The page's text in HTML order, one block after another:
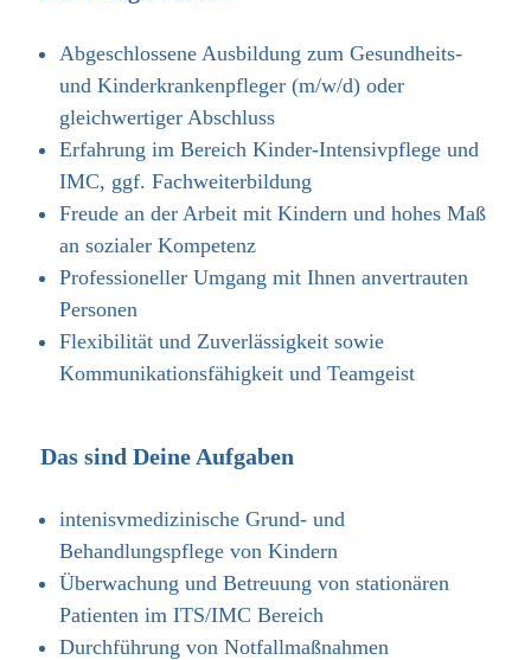
Abgeschlossene Ausbildung zum Gesundheits-
und Kinderkrankenpfleger (m/w/d) oder
gleichwertiger Abschluss
Erfahrung im Bereich Kinder-Intensivpflege und
IMC, ggf. Fachweiterbildung
Freude an der Arbeit mit Kindern und hohes Maß
an sozialer Kompetenz
Professioneller Umgang mit Ihnen anvertrauten
Personen
Flexibilität und Zuverlässigkeit sowie
Kommunikationsfähigkeit und Teamgeist
Das sind Deine Aufgaben
intenisvmedizinische Grund- und
Behandlungspflege von Kindern
Überwachung und Betreuung von stationären
Patienten im ITS/IMC Bereich
Durchführung von Notfallmaßnahmen